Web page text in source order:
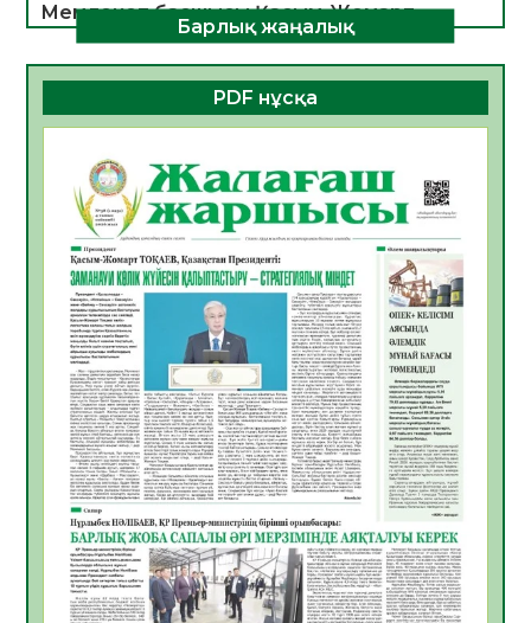
Мемлекет басшысы Қасым-Жомарт
Тоқаевтың Абай күнімен құттықтауы
10.08.2026
3 0
«Жастар және заң мен тәртіп» атты
10.08.2026
Өңірде «Кең дала-2» бағдарламасы арқылы
80 шаруашылық қаржыландырылды
09.08.2026
22
Жер ресурстары тиімді игерілуде
09.08.2026
23
Ел игілігі үшін еңбек етіп жүрген
құрылысшыларға құрмет көрсетті
08.08.2026
20
ҚЫЗЫЛОРДАДА «ЖАСЫЛ ЕЛ» ЕҢБЕК
ЖАСАҚТАРЫНЫҢ ҚАТЫСУЫМЕН
ЭКОЛОГИЯЛЫҚ СЕНБІЛІК ӨТТІ
08.08.2026
19
Білім гранты иегерлерінің тізімі шықты
Барлық жаңалық
PDF нұсқа